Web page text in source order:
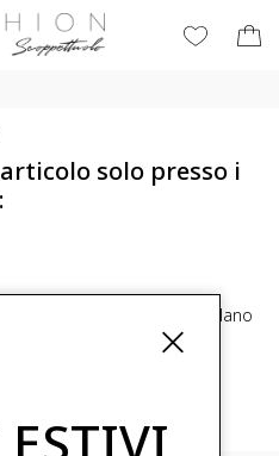
solo presso i
(Av) 83036 Mirabella Eclano